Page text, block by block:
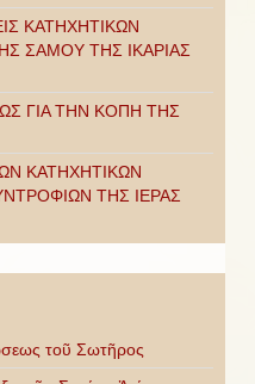
ΚΑΤΗΧΗΤΙΚΩΝ
ΣΑΜΟΥ ΤΗΣ ΙΚΑΡΙΑΣ
ΓΙΑ ΤΗΝ ΚΟΠΗ ΤΗΣ
ΚΑΤΗΧΗΤΙΚΩΝ
ΤΗΣ ΙΕΡΑΣ
τοῦ Σωτῆρος